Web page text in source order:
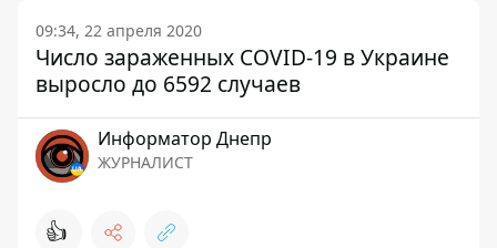
09:34, 22 апреля 2020
Число зараженных COVID-19 в Украине
выросло до 6592 случаев
Информатор Днепр
ЖУРНАЛИСТ
👍